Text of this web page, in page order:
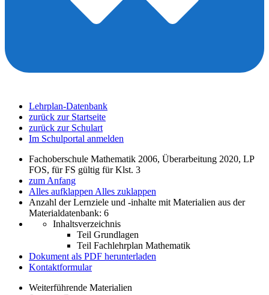
Lehrplan-Datenbank
zurück zur Startseite
zurück zur Schulart
Im Schulportal anmelden
Fachoberschule Mathematik 2006, Überarbeitung 2020, LP
FOS, für FS gültig für Klst. 3
zum Anfang
Alles aufklappen Alles zuklappen
Anzahl der Lernziele und -inhalte mit Materialien aus der
Materialdatenbank: 6
Inhaltsverzeichnis
Teil Grundlagen
Teil Fachlehrplan Mathematik
Dokument als PDF herunterladen
Kontaktformular
Weiterführende Materialien